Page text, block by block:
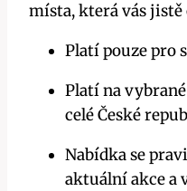
místa, která vás
Platí pouze pro
Platí na
celé České
Nabídka se
aktuální akce a